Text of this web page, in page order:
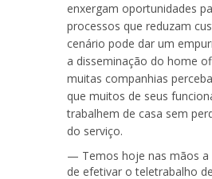
enxergam oportunidades
processos que reduzam
cenário pode dar um
a disseminação do home
muitas companhias
que muitos de seus
trabalhem de casa sem
do serviço.
— Temos hoje nas mãos a
de efetivar o teletrabalho